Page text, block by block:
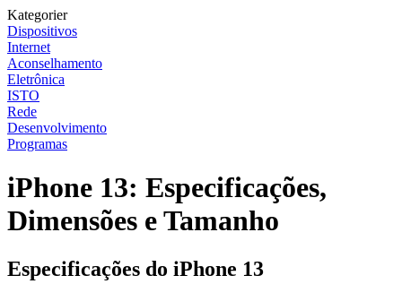
Kategorier
Dispositivos
Internet
Aconselhamento
Eletrônica
ISTO
Rede
Desenvolvimento
Programas
iPhone 13: Especificações,
Dimensões e Tamanho
Especificações do iPhone 13